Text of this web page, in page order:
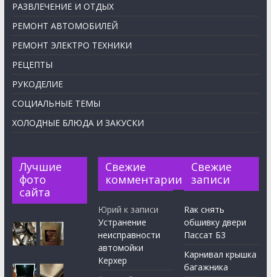
РАЗВЛЕЧЕНИЕ И ОТДЫХ
РЕМОНТ АВТОМОБИЛЕЙ
РЕМОНТ ЭЛЕКТРО ТЕХНИКИ
РЕЦЕПТЫ
РУКОДЕЛИЕ
СОЦИАЛЬНЫЕ ТЕМЫ
ХОЛОДНЫЕ БЛЮДА И ЗАКУСКИ
Лучшие
фото
сайта
Свежие
комментарии
Юрий к записи
Устранение
неисправности
автомойки
Керхер
Свежие
записи
Rак снять
обшивку двери
Пассат Б3
Карнивал крышка
багажника